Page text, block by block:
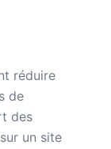
réduire
de
des
un site